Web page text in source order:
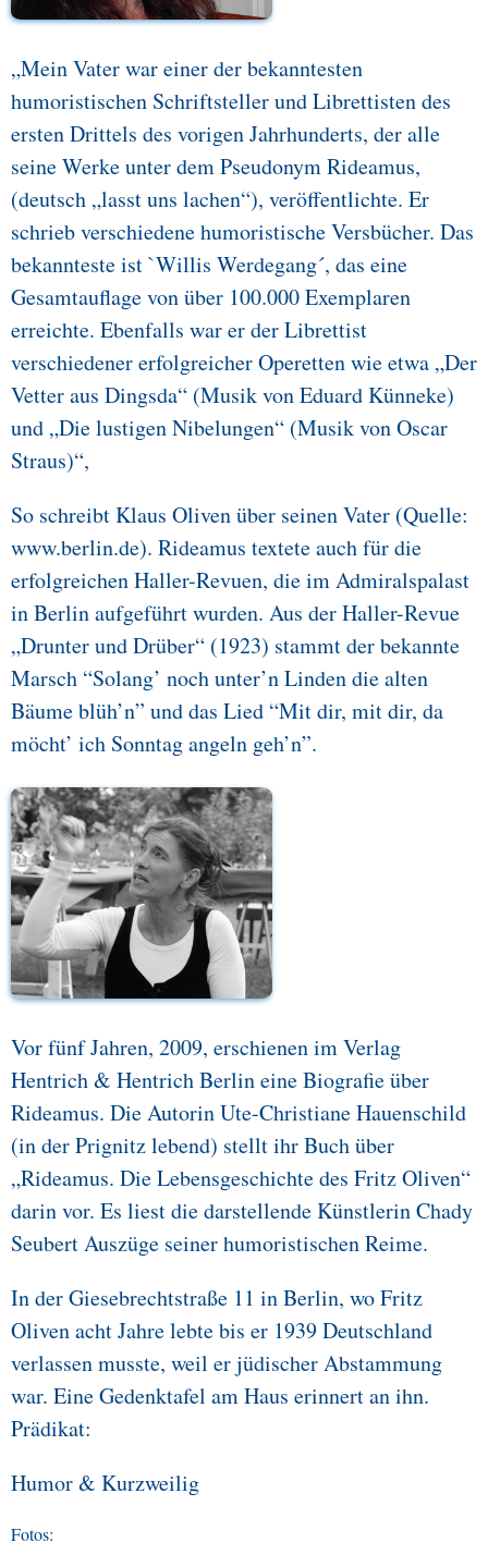
„Mein Vater war einer der bekanntesten
humoristischen Schriftsteller und Librettisten des
ersten Drittels des vorigen Jahrhunderts, der alle
seine Werke unter dem Pseudonym Rideamus,
(deutsch „lasst uns lachen“), veröffentlichte. Er
schrieb verschiedene humoristische Versbücher. Das
bekannteste ist `Willis Werdegang´, das eine
Gesamtauflage von über 100.000 Exemplaren
erreichte. Ebenfalls war er der Librettist
verschiedener erfolgreicher Operetten wie etwa „Der
Vetter aus Dingsda“ (Musik von Eduard Künneke)
und „Die lustigen Nibelungen“ (Musik von Oscar
Straus)“,
So schreibt Klaus Oliven über seinen Vater (Quelle:
www.berlin.de). Rideamus textete auch für die
erfolgreichen Haller-Revuen, die im Admiralspalast
in Berlin aufgeführt wurden. Aus der Haller-Revue
„Drunter und Drüber“ (1923) stammt der bekannte
Marsch “Solang’ noch unter’n Linden die alten
Bäume blüh’n” und das Lied “Mit dir, mit dir, da
möcht’ ich Sonntag angeln geh’n”.
Vor fünf Jahren, 2009, erschienen im Verlag
Hentrich & Hentrich Berlin eine Biografie über
Rideamus. Die Autorin Ute-Christiane Hauenschild
(in der Prignitz lebend) stellt ihr Buch über
„Rideamus. Die Lebensgeschichte des Fritz Oliven“
darin vor. Es liest die darstellende Künstlerin Chady
Seubert Auszüge seiner humoristischen Reime.
In der Giesebrechtstraße 11 in Berlin, wo Fritz
Oliven acht Jahre lebte bis er 1939 Deutschland
verlassen musste, weil er jüdischer Abstammung
war. Eine Gedenktafel am Haus erinnert an ihn.
Prädikat:
Humor & Kurzweilig
Fotos: